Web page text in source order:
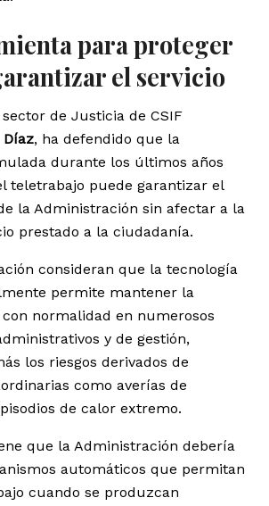
para proteger
el servicio
de Justicia de CSIF
Díaz, ha defendido que la
durante los últimos años
teletrabajo puede garantizar el
la Administración sin afectar a la
prestado a la ciudadanía.
consideran que la tecnología
permite mantener la
normalidad en numerosos
y de gestión,
los riesgos derivados de
como averías de
de calor extremo.
que la Administración debería
automáticos que permitan
cuando se produzcan